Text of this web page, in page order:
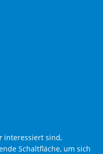
interessiert sind,
Schaltfläche, um sich